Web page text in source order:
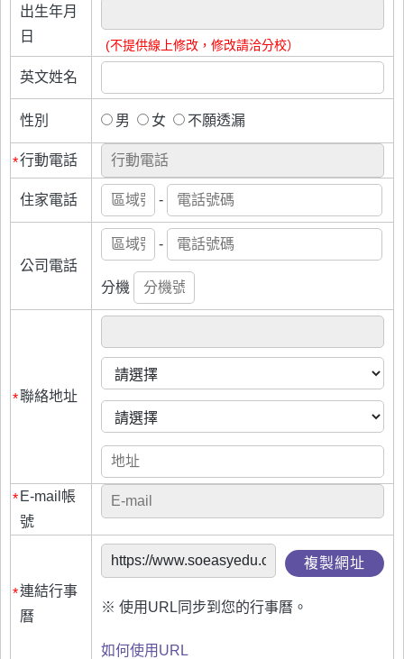
出生年月
日
(不提供線上修改，修改請洽分校）
英文姓名
性別 男 女 不願透漏
*行動電話
住家電話 -
公司電話
-
分機
*聯絡地址
* E-mail帳
號
*連結行事
曆
複製網址
※ 使用URL同步到您的行事曆。
如何使用URL